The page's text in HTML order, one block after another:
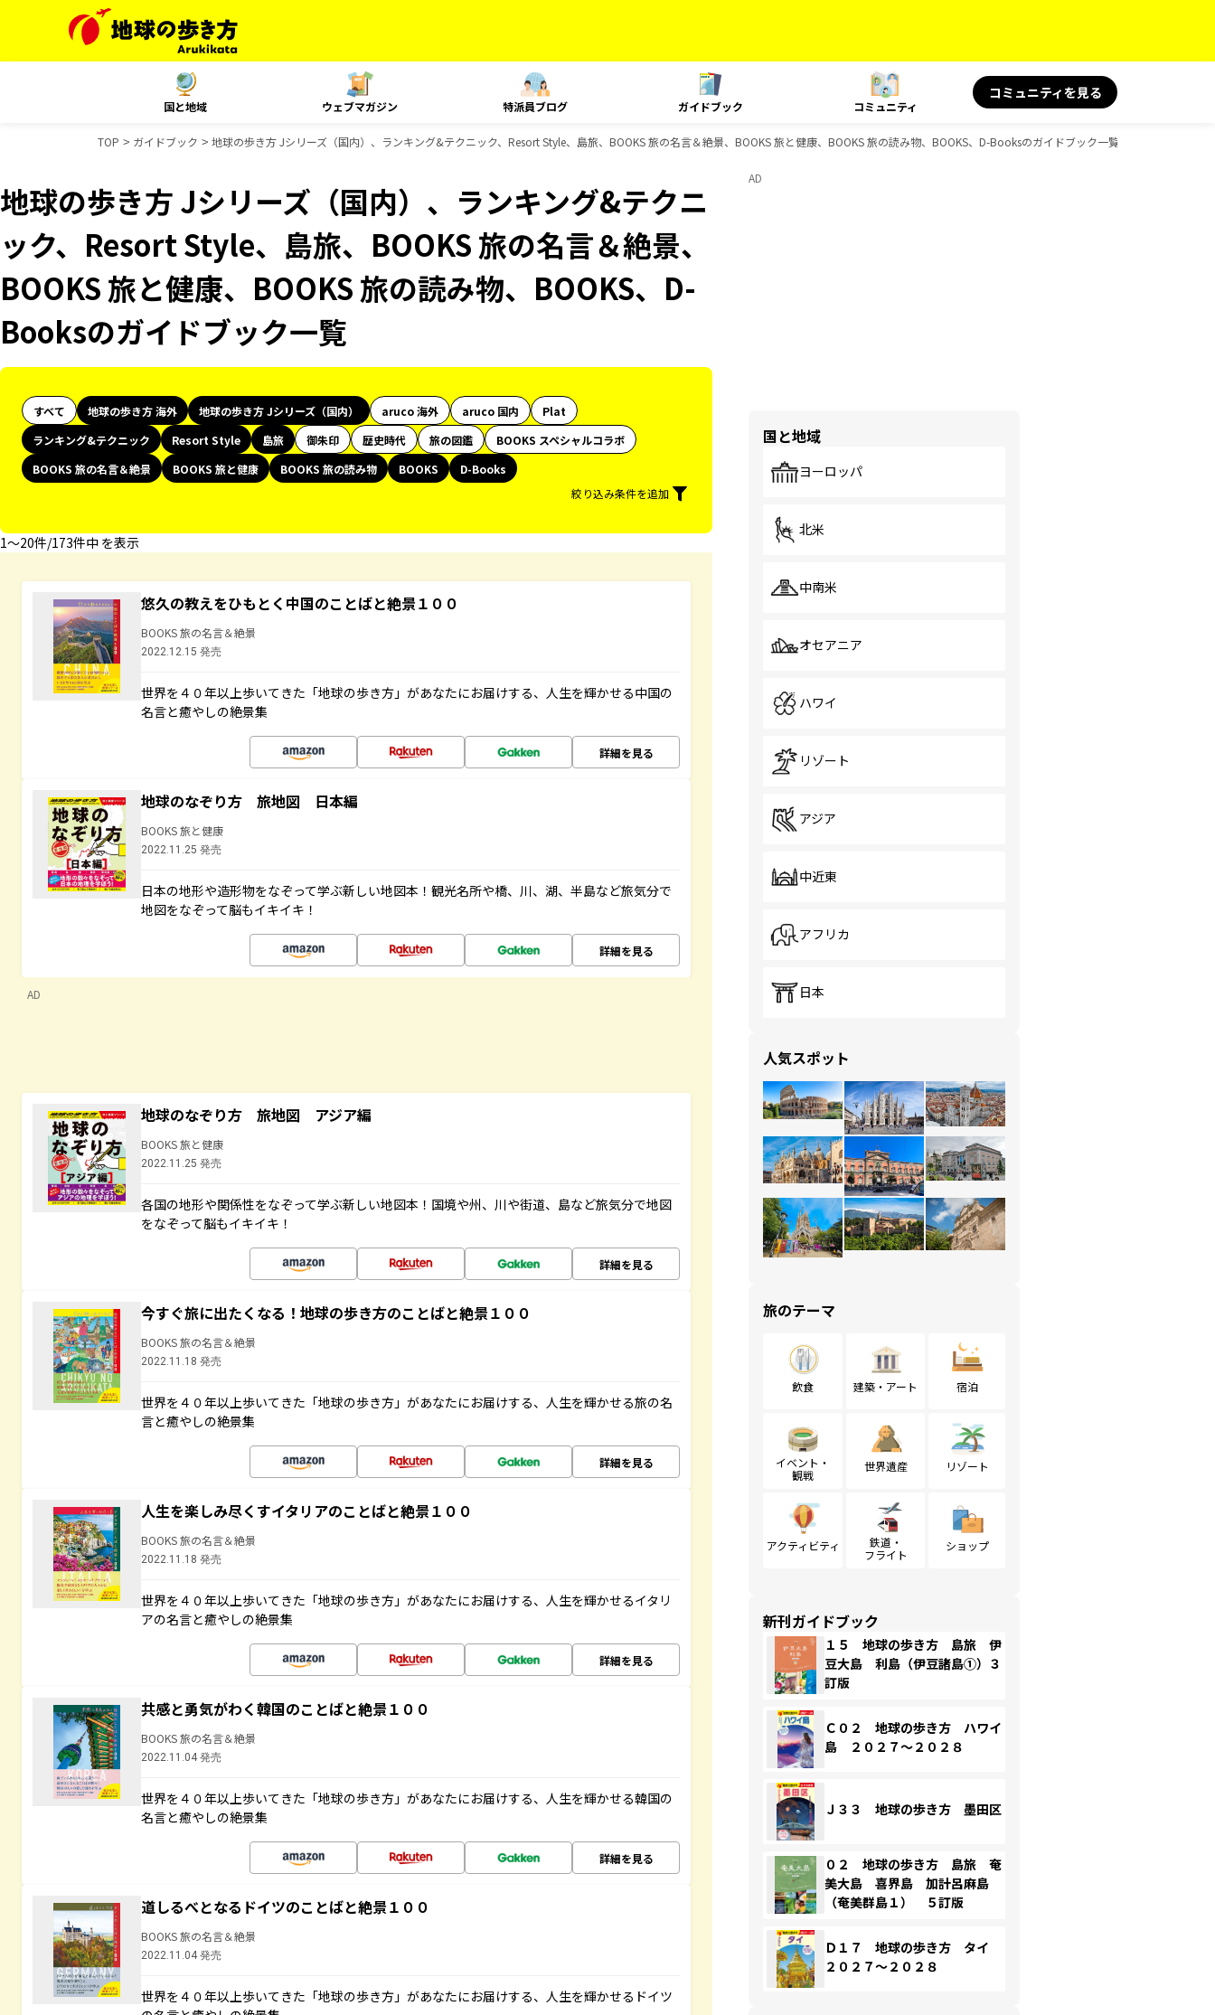
国と地域 ウェブマガジン 特派員ブログ ガイドブック コミュニティ
コミュニティを見る
TOP ガイドブック 地球の歩き方 Jシリーズ（国内）、ランキング&テクニック、Resort Style、島旅、BOOKS 旅の名言＆絶景、BOOKS 旅と健康、BOOKS 旅の読み物、BOOKS、D-Booksのガイドブック一覧
地球の歩き方 Jシリーズ（国内）、ランキング&テクニ
ック、Resort Style、島旅、BOOKS 旅の名言＆絶景、
BOOKS 旅と健康、BOOKS 旅の読み物、BOOKS、D-
Booksのガイドブック一覧
すべて 地球の歩き方 海外 地球の歩き方 Jシリーズ（国内） aruco 海外 aruco 国内
Plat
ランキング&テクニック
Resort Style 島旅 御朱印 歴史時代 旅の図鑑
BOOKS スペシャルコラボ
BOOKS 旅の名言＆絶景
BOOKS 旅と健康 BOOKS 旅の読み物 BOOKS
D-Books
絞り込み条件を追加
1〜20件/173件中 を表示
悠久の教えをひもとく中国のことばと絶景１００
BOOKS 旅の名言＆絶景
2022.12.15 発売
世界を４０年以上歩いてきた「地球の歩き方」があなたにお届けする、人生を輝かせる中国の
名言と癒やしの絶景集
詳細を見る
地球のなぞり方 旅地図 日本編
BOOKS 旅と健康
2022.11.25 発売
日本の地形や造形物をなぞって学ぶ新しい地図本！観光名所や橋、川、湖、半島など旅気分で
地図をなぞって脳もイキイキ！
詳細を見る
AD
地球のなぞり方 旅地図 アジア編
BOOKS 旅と健康
2022.11.25 発売
各国の地形や関係性をなぞって学ぶ新しい地図本！国境や州、川や街道、島など旅気分で地図
をなぞって脳もイキイキ！
詳細を見る
今すぐ旅に出たくなる！地球の歩き方のことばと絶景１００
BOOKS 旅の名言＆絶景
2022.11.18 発売
世界を４０年以上歩いてきた「地球の歩き方」があなたにお届けする、人生を輝かせる旅の名
言と癒やしの絶景集
詳細を見る
人生を楽しみ尽くすイタリアのことばと絶景１００
BOOKS 旅の名言＆絶景
2022.11.18 発売
世界を４０年以上歩いてきた「地球の歩き方」があなたにお届けする、人生を輝かせるイタリ
アの名言と癒やしの絶景集
詳細を見る
共感と勇気がわく韓国のことばと絶景１００
BOOKS 旅の名言＆絶景
2022.11.04 発売
世界を４０年以上歩いてきた「地球の歩き方」があなたにお届けする、人生を輝かせる韓国の
名言と癒やしの絶景集
詳細を見る
道しるべとなるドイツのことばと絶景１００
BOOKS 旅の名言＆絶景
2022.11.04 発売
世界を４０年以上歩いてきた「地球の歩き方」があなたにお届けする、人生を輝かせるドイツ
AD
国と地域
ヨーロッパ
北米
中南米
オセアニア
ハワイ
リゾート
アジア
中近東
アフリカ
日本
人気スポット
旅のテーマ
飲食 建築・アート 宿泊
イベント・
観戦
世界遺産 リゾート
アクティビティ
鉄道・
フライト
ショップ
新刊ガイドブック
１５ 地球の歩き方 島旅 伊
豆大島 利島（伊豆諸島①）３
訂版
Ｃ０２ 地球の歩き方 ハワイ
島 ２０２７～２０２８
Ｊ３３ 地球の歩き方 墨田区
０２ 地球の歩き方 島旅 奄
美大島 喜界島 加計呂麻島
（奄美群島１） ５訂版
Ｄ１７ 地球の歩き方 タイ
２０２７～２０２８